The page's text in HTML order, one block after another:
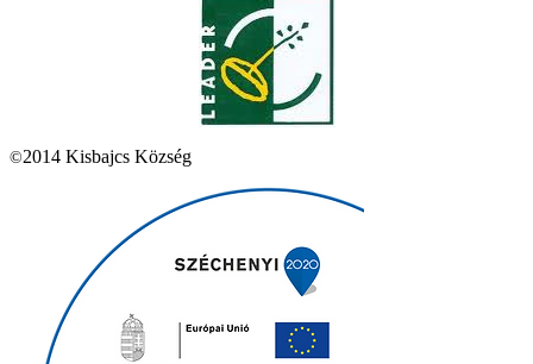
©2014 Kisbajcs Község